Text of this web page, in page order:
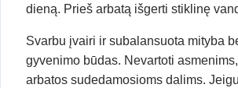
dieną. Prieš arbatą išgerti stiklinę
Svarbu įvairi ir subalansuota mityba
gyvenimo būdas. Nevartoti
arbatos sudedamosioms dalims.